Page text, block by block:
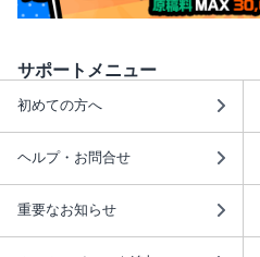
サポートメニュー
初めての方へ
ヘルプ・お問合せ
重要なお知らせ